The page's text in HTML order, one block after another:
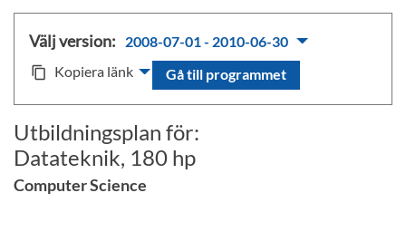
Välj version: 2008-07-01 - 2010-06-30
content_copy Kopiera länk Gå till programmet
Utbildningsplan för:
Datateknik, 180 hp
Computer Science